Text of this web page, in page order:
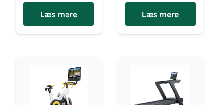
Læs mere Læs mere